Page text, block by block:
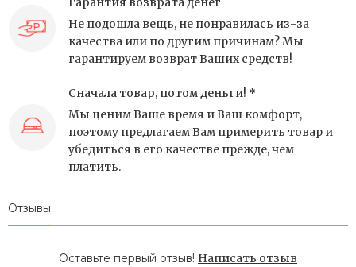
Не подошла вещь, не понравилась из-за
качества или по другим причинам? Мы
гарантируем возврат Ваших средств!
Сначала товар, потом деньги! *
Мы ценим Ваше время и Ваш комфорт,
поэтому предлагаем Вам примерить товар и
убедиться в его качестве прежде, чем
платить.
Отзывы
Оставьте первый отзыв! Написать отзыв